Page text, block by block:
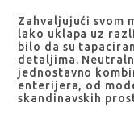
Zahvaljujući svom
lako uklapa uz
bilo da su
detaljima.
jednostavno
enterijera, od
skandinavskih